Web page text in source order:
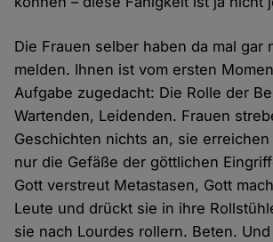
Die Frauen selber haben da mal gar
melden. Ihnen ist vom ersten
Aufgabe zugedacht: Die Rolle der
Wartenden, Leidenden. Frauen
Geschichten nichts an, sie
nur die Gefäße der göttlichen
Gott verstreut Metastasen, Gott
Leute und drückt sie in ihre
sie nach Lourdes rollern. Beten.